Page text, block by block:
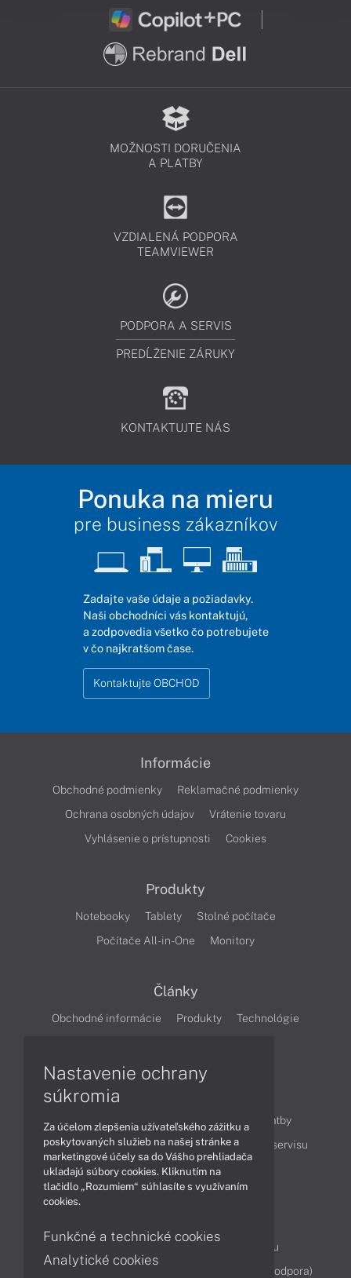
MOŽNOSTI DORUČENIA
A PLATBY
VZDIALENÁ PODPORA
TEAMVIEWER
PODPORA A SERVIS
PREDĹŽENIE ZÁRUKY
KONTAKTUJTE NÁS
Ponuka na mieru
pre business zákazníkov
Zadajte vaše údaje a požiadavky.
Naši obchodníci vás kontaktujú,
a zodpovedia všetko čo potrebujete
v čo najkratšom čase.
Kontaktujte OBCHOD
Informácie
Obchodné podmienky
Reklamačné podmienky
Ochrana osobných údajov
Vrátenie tovaru
Vyhlásenie o prístupnosti
Cookies
Produkty
Notebooky Tablety
Stolné počítače
Počítače All-in-One
Monitory
Články
Obchodné informácie Produkty
Technológie
Ako nakupovať
Možnosti doručenia a platby
Podpora a servis
Servisné služby Cenník servisu
Kontakty
Reklamácia tovaru
Diagnostiky online
TeamViewer (vzdialená podpora)
Nastavenie ochrany
súkromia
Za účelom zlepšenia užívateľského zážitku a
poskytovaných služieb na našej stránke a
marketingové účely sa do Vášho prehliadača
ukladajú súbory cookies. Kliknutím na
tlačidlo „Rozumiem“ súhlasíte s využívaním
cookies.
Funkčné a technické cookies
Analytické cookies